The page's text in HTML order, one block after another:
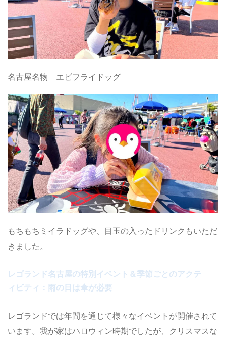
名古屋名物 エビフライドッグ
もちもちミイラドッグや、目玉の入ったドリンクもいただ
きました。
レゴランド名古屋の特別イベント＆季節ごとのアクテ
ィビティ：雨の日は傘が必要
レゴランドでは年間を通じて様々なイベントが開催されて
います。我が家はハロウィン時期でしたが、クリスマスな